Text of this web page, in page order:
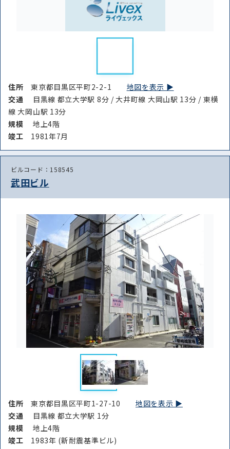
住所
から探す
路線・駅
から探す
条件を絞り込む
住所東京都目黒区平町2-2-1 地図を表示 ▶︎
交通
目黒線 都立大学駅 8分 / 大井町線 大岡山駅 13分 / 東横
線 大岡山駅 13分
規模
地上4階
竣⼯ 1981年7月
ビルコード：158545
武田ビル
住所東京都目黒区平町1-27-10地図を表示 ▶︎
交通
目黒線 都立大学駅 1分
規模
地上4階
竣⼯ 1983年 (新耐震基準ビル)